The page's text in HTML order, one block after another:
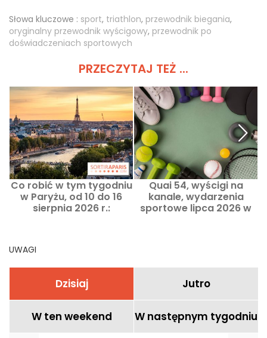
Słowa kluczowe : sport, triathlon, przewodnik biegania,
oryginalny przewodnik wyścigowy, przewodnik po
doświadczeniach sportowych
PRZECZYTAJ TEŻ ...
Co robić w tym tygodniu
w Paryżu, od 10 do 16
sierpnia 2026 r.:
Quai 54, wyścigi na
kanale, wydarzenia
sportowe lipca 2026 w
UWAGI
Dzisiaj Jutro
W ten weekend W następnym tygodniu